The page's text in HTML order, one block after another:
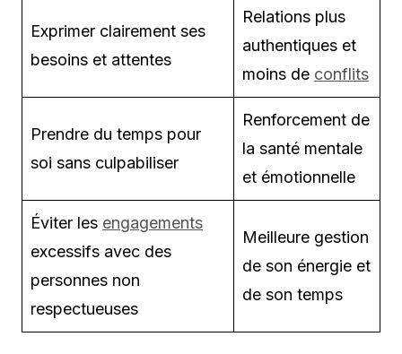
Exprimer clairement ses
besoins et attentes
Relations plus
authentiques et
moins de conflits
Prendre du temps pour
soi sans culpabiliser
Renforcement de
la santé mentale
et émotionnelle
Éviter les engagements
excessifs avec des
personnes non
respectueuses
Meilleure gestion
de son énergie et
de son temps